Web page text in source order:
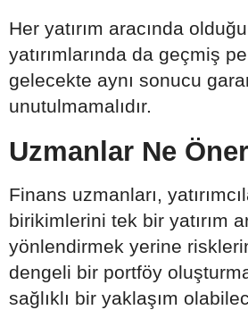
Her yatırım aracında
yatırımlarında da geçmiş
gelecekte aynı sonucu
unutulmamalıdır.
Uzmanlar Ne
Finans uzmanları,
birikimlerini tek bir yatırım
yönlendirmek yerine
dengeli bir portföy
sağlıklı bir yaklaşım